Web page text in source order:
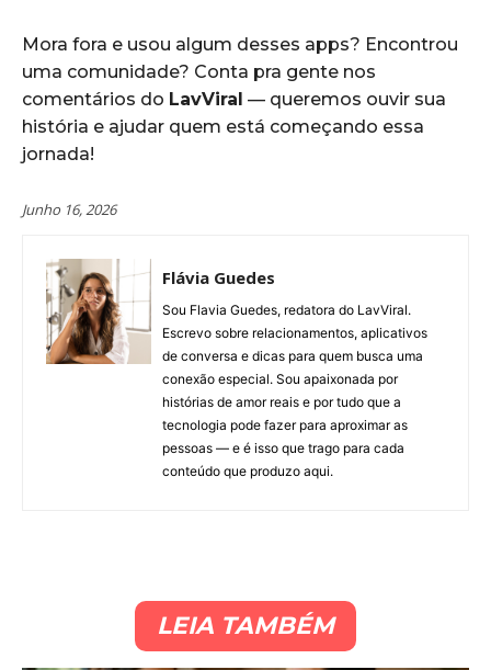
Mora fora e usou algum desses apps? Encontrou
uma comunidade? Conta pra gente nos
comentários do LavViral — queremos ouvir sua
história e ajudar quem está começando essa
jornada!
Junho 16, 2026
Flávia Guedes
Sou Flavia Guedes, redatora do LavViral.
Escrevo sobre relacionamentos, aplicativos
de conversa e dicas para quem busca uma
conexão especial. Sou apaixonada por
histórias de amor reais e por tudo que a
tecnologia pode fazer para aproximar as
pessoas — e é isso que trago para cada
conteúdo que produzo aqui.
LEIA TAMBÉM